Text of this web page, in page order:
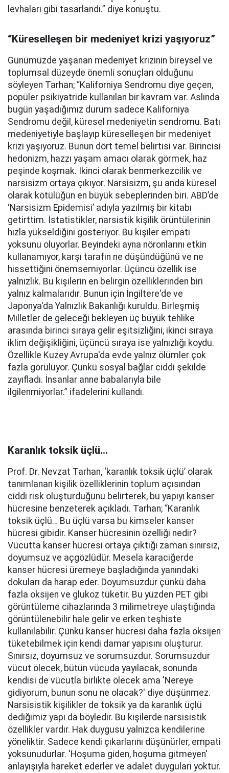
levhaları gibi tasarlandı.” diye konuştu.
“Küreselleşen bir medeniyet krizi yaşıyoruz”
Günümüzde yaşanan medeniyet krizinin bireysel ve
toplumsal düzeyde önemli sonuçları olduğunu
söyleyen Tarhan; “Kaliforniya Sendromu diye geçen,
popüler psikiyatride kullanılan bir kavram var. Aslında
bugün yaşadığımız durum sadece Kaliforniya
Sendromu değil, küresel medeniyetin sendromu. Batı
medeniyetiyle başlayıp küreselleşen bir medeniyet
krizi yaşıyoruz. Bunun dört temel belirtisi var. Birincisi
hedonizm, hazzı yaşam amacı olarak görmek, haz
peşinde koşmak. İkinci olarak benmerkezcilik ve
narsisizm ortaya çıkıyor. Narsisizm, şu anda küresel
olarak kötülüğün en büyük sebeplerinden biri. ABD’de
‘Narsisizm Epidemisi’ adıyla yazılmış bir kitabı
getirttim. İstatistikler, narsistik kişilik örüntülerinin
hızla yükseldiğini gösteriyor. Bu kişiler empati
yoksunu oluyorlar. Beyindeki ayna nöronlarını etkin
kullanamıyor, karşı tarafın ne düşündüğünü ve ne
hissettiğini önemsemiyorlar. Üçüncü özellik ise
yalnızlık. Bu kişilerin en belirgin özelliklerinden biri
yalnız kalmalarıdır. Bunun için İngiltere'de ve
Japonya'da Yalnızlık Bakanlığı kuruldu. Birleşmiş
Milletler de geleceği bekleyen üç büyük tehlike
arasında birinci sıraya gelir eşitsizliğini, ikinci sıraya
iklim değişikliğini, üçüncü sıraya ise yalnızlığı koydu.
Özellikle Kuzey Avrupa'da evde yalnız ölümler çok
fazla görülüyor. Çünkü sosyal bağlar ciddi şekilde
zayıfladı. İnsanlar anne babalarıyla bile
ilgilenmiyorlar.” ifadelerini kullandı.
Karanlık toksik üçlü…
Prof. Dr. Nevzat Tarhan, ‘karanlık toksik üçlü’ olarak
tanımlanan kişilik özelliklerinin toplum açısından
ciddi risk oluşturduğunu belirterek, bu yapıyı kanser
hücresine benzeterek açıkladı. Tarhan; “Karanlık
toksik üçlü… Bu üçlü varsa bu kimseler kanser
hücresi gibidir. Kanser hücresinin özelliği nedir?
Vücutta kanser hücresi ortaya çıktığı zaman sınırsız,
doyumsuz ve açgözlüdür. Mesela karaciğerde
kanser hücresi üremeye başladığında yanındaki
dokuları da harap eder. Doyumsuzdur çünkü daha
fazla oksijen ve glukoz tüketir. Bu yüzden PET gibi
görüntüleme cihazlarında 3 milimetreye ulaştığında
görüntülenebilir hale gelir ve erken teşhiste
kullanılabilir. Çünkü kanser hücresi daha fazla oksijen
tüketebilmek için kendi damar yapısını oluşturur.
Sınırsız, doyumsuz ve sorumsuzdur. Sorumsuzdur
vücut ölecek, bütün vücuda yayılacak, sonunda
kendisi de vücutla birlikte ölecek ama 'Nereye
gidiyorum, bunun sonu ne olacak?' diye düşünmez.
Narsisistik kişilikler de toksik ya da karanlık üçlü
dediğimiz yapı da böyledir. Bu kişilerde narsisistik
özellikler vardır. Hak duygusu yalnızca kendilerine
yöneliktir. Sadece kendi çıkarlarını düşünürler, empati
yoksunudurlar. 'Hoşuma giden, hoşuma gitmeyen'
anlayışıyla hareket ederler ve adalet duyguları yoktur.